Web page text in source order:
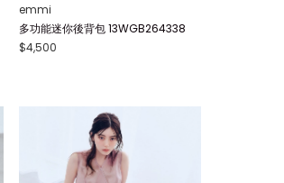
emmi
多功能迷你後背包 13WGB264338
$4,500